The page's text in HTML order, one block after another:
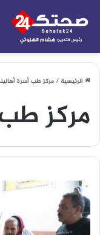
الرئيسية/مركز طب أسرة
مركز طب